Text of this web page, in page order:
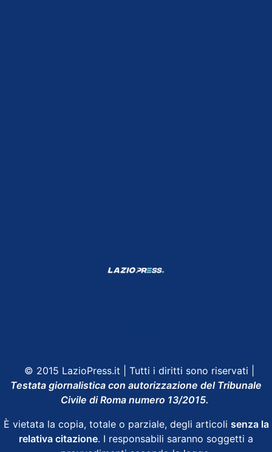
© 2015 LazioPress.it | Tutti i diritti sono riservati |
Testata giornalistica con autorizzazione del Tribunale
Civile di Roma numero 13/2015.
È vietata la copia, totale o parziale, degli articoli senza la
relativa citazione. I responsabili saranno soggetti a